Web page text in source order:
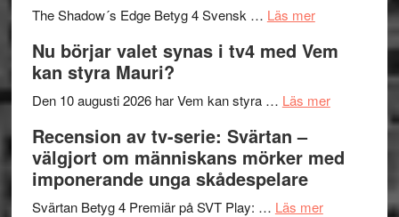
Scensommar
Artipelag
samtal
teater
The Shadow´s Edge Betyg 4 Svensk … Läs merom
The
´s
rolig
spännande
Nu börjar valet synas i tv4 med Vem
kan styra Mauri?
Den 10 augusti 2026 har Vem kan styra … Läs merom
valet
Recension av tv-serie: Svärtan –
välgjort om människans mörker med
imponerande unga skådespelare
Svärtan Betyg 4 Premiär på SVT Play: … Läs merom